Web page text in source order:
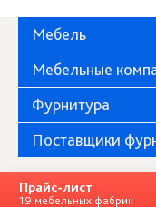
Мебель
Мебельные
Фурнитура
Поставщики
Прайс-лист
19 мебельных фабрик